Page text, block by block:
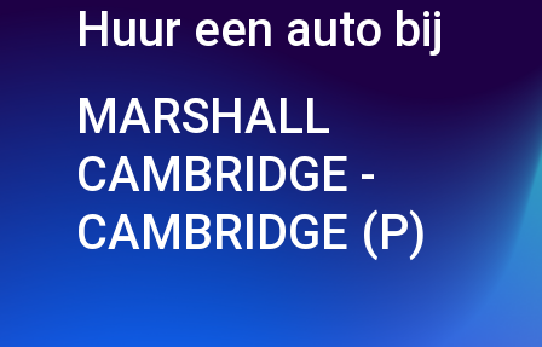
Huur een auto bij
MARSHALL
CAMBRIDGE -
CAMBRIDGE (P)